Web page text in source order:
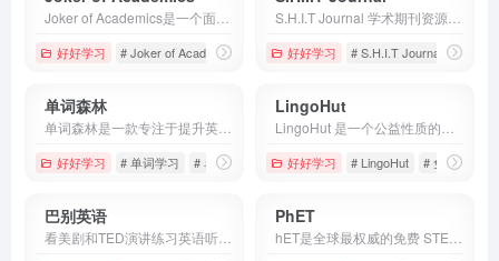
好好学习 # Joker of Academics # 学术期刊 # 学术资源
好好学习 # S.H.I.T Journal # 学术
单词森林
好好学习 # 单词学习 # 单词森林 # 英语学习网页
LingoHut
好好学习 # LingoHut # 免费工具
巴别英语 PhET